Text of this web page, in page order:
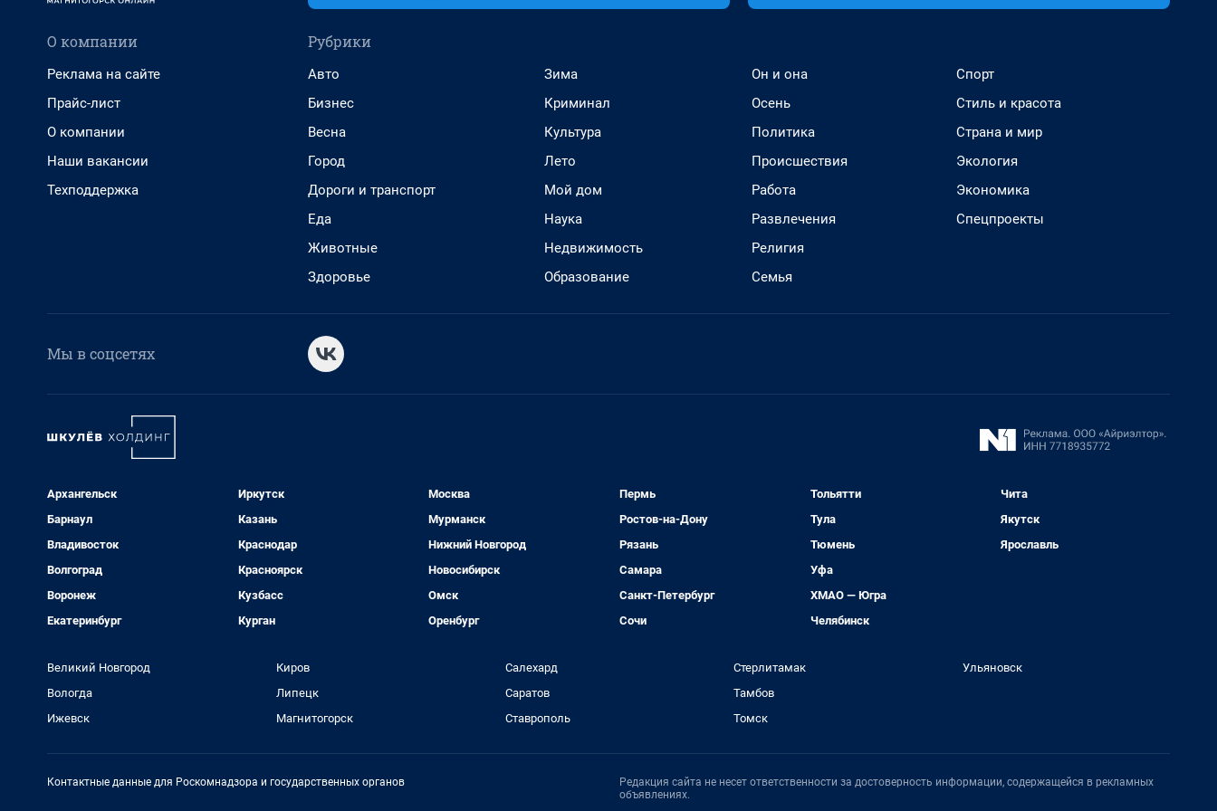
О компании
Реклама на сайте
Прайс-лист
О компании
Наши вакансии
Техподдержка
Рубрики
Авто
Бизнес
Весна
Город
Дороги и транспорт
Еда
Животные
Здоровье
Зима
Криминал
Культура
Лето
Мой дом
Наука
Недвижимость
Образование
Он и она
Осень
Политика
Происшествия
Работа
Развлечения
Религия
Семья
Спорт
Стиль и красота
Страна и мир
Экология
Экономика
Спецпроекты
Мы в соцсетях
Архангельск
Барнаул
Владивосток
Волгоград
Воронеж
Екатеринбург
Иркутск
Казань
Краснодар
Красноярск
Кузбасс
Курган
Москва
Мурманск
Нижний Новгород
Новосибирск
Омск
Оренбург
Пермь
Ростов-на-Дону
Рязань
Самара
Санкт-Петербург
Сочи
Тольятти
Тула
Тюмень
Уфа
ХМАО — Югра
Челябинск
Чита
Якутск
Ярославль
Великий Новгород
Вологда
Ижевск
Киров
Липецк
Магнитогорск
Салехард
Саратов
Ставрополь
Стерлитамак
Тамбов
Томск
Ульяновск
Контактные данные для Роскомнадзора и государственных органов
Редакция сайта не несет ответственности за достоверность информации, содержащейся в рекламных
объявлениях.